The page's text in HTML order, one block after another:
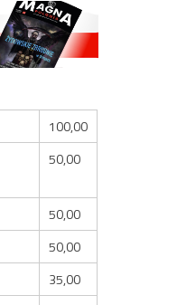
100,00
50,00
50,00
50,00
35,00